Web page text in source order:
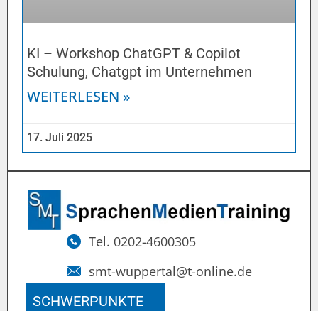
Tel. 0202-4600305
smt-wuppertal@t-online.de
SCHWERPUNKTE
KI – Workshop ChatGPT & Copilot
Schulung, Chatgpt im Unternehmen
WEITERLESEN »
17. Juli 2025